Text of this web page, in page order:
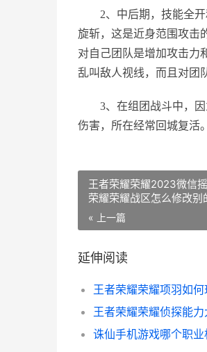
2、中后期，技能全开
旋斩，这是近身范围攻击
对自己团队是增加攻击力
乱叫敌人视线，而且对团
3、在组团战斗中，因
伤害，所在经常回城复活
王者荣耀荣耀2023微信
荣耀荣耀战区怎么修改别
« 上一篇
延伸阅读
王者荣耀荣耀项羽如